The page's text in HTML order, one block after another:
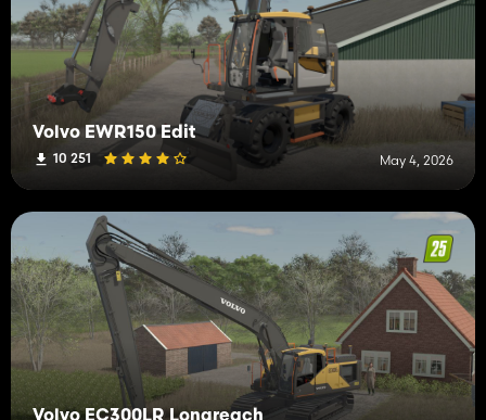
Volvo EWR150 Edit
10 251 May 4, 2026
Volvo EC300LR Longreach